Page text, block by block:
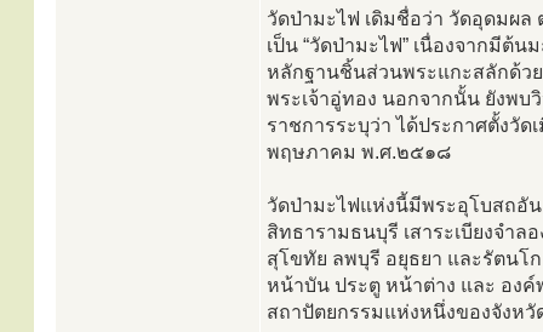
วัดป่ามะไฟ เดิมชื่อว่า วัดอุดมผ
เป็น “วัดป่ามะไฟ” เนื่องจากมี
หลักฐานชิ้นส่วนพระแกะสลักด้ว
พระเจ้าอู่ทอง นอกจากนั้น ยังพบ
ราชการระบุว่า ได้ประกาศตั้งวั
พฤษภาคม พ.ศ.๒๕๑๘
วัดป่ามะไฟแห่งนี้มีพระอุโบสถอั
สิทธารามธนบุรี เสาระเบียงจำล
สุโขทัย ลพบุรี อยุธยา และรัตนโ
หน้าบัน ประตู หน้าต่าง และ องค์
สถาปัตยกรรมแห่งหนึ่งของจังหวั